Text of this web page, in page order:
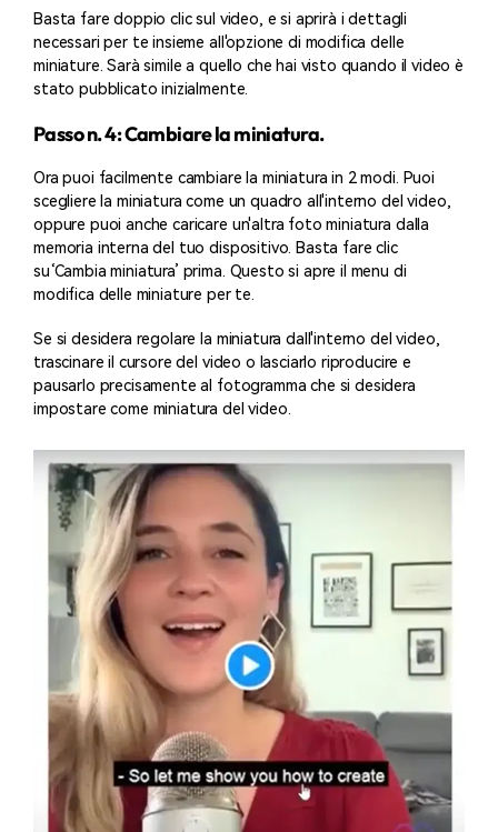
Basta fare doppio clic sul video, e si aprirà i dettagli
necessari per te insieme all'opzione di modifica delle
miniature. Sarà simile a quello che hai visto quando il video è
stato pubblicato inizialmente.
Passo n. 4: Cambiare la miniatura.
Ora puoi facilmente cambiare la miniatura in 2 modi. Puoi
scegliere la miniatura come un quadro all'interno del video,
oppure puoi anche caricare un'altra foto miniatura dalla
memoria interna del tuo dispositivo. Basta fare clic
su‘Cambia miniatura’ prima. Questo si apre il menu di
modifica delle miniature per te.
Se si desidera regolare la miniatura dall'interno del video,
trascinare il cursore del video o lasciarlo riproducire e
pausarlo precisamente al fotogramma che si desidera
impostare come miniatura del video.